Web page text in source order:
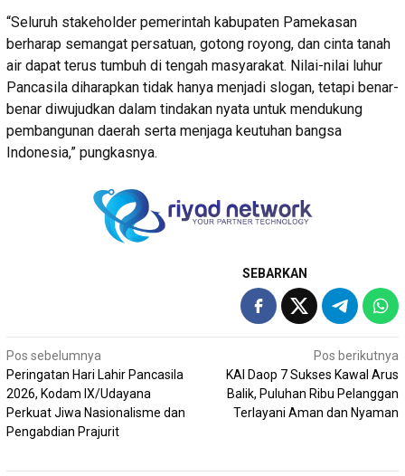
“Seluruh stakeholder pemerintah kabupaten Pamekasan
berharap semangat persatuan, gotong royong, dan cinta tanah
air dapat terus tumbuh di tengah masyarakat. Nilai-nilai luhur
Pancasila diharapkan tidak hanya menjadi slogan, tetapi benar-
benar diwujudkan dalam tindakan nyata untuk mendukung
pembangunan daerah serta menjaga keutuhan bangsa
Indonesia,” pungkasnya.
SEBARKAN
Navigasi
pos
Pos sebelumnya
Peringatan Hari Lahir Pancasila
2026, Kodam IX/Udayana
Perkuat Jiwa Nasionalisme dan
Pengabdian Prajurit
Pos berikutnya
KAI Daop 7 Sukses Kawal Arus
Balik, Puluhan Ribu Pelanggan
Terlayani Aman dan Nyaman